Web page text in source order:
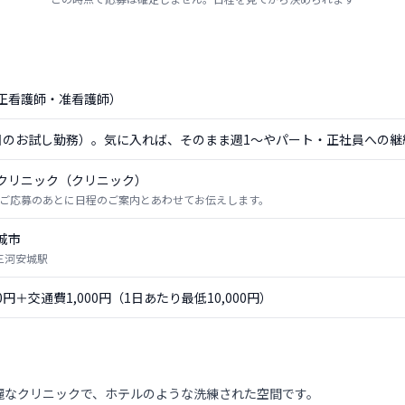
看護師・准看護師）
お試し勤務）。気に入れば、そのまま週1〜やパート・正社員への継
リニック（クリニック）
応募のあとに日程のご案内とあわせてお伝えします。
市
河安城駅
＋交通費1,000円（1日あたり最低10,000円）
クリニックで、ホテルのような洗練された空間です。